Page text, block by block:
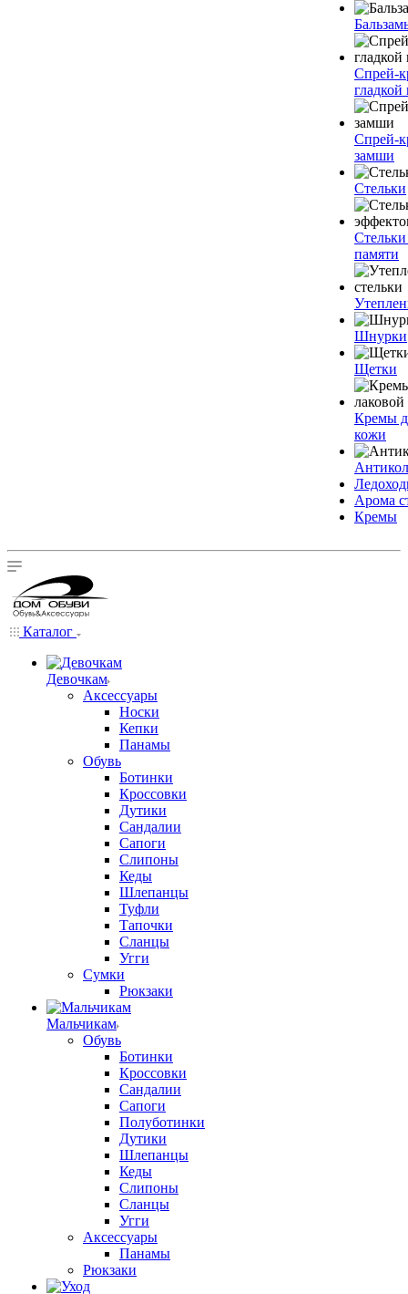
Спрей-
Спрей-
замши
Стельки
памяти
Шнурки
Щетки
Кремы
кожи
Арома
Кремы
Каталог
Девочкам
Аксессуары
Носки
Кепки
Панамы
Обувь
Ботинки
Кроссовки
Дутики
Сандалии
Сапоги
Слипоны
Кеды
Шлепанцы
Туфли
Тапочки
Сланцы
Угги
Сумки
Рюкзаки
Мальчикам
Обувь
Ботинки
Кроссовки
Сандалии
Сапоги
Полуботинки
Дутики
Шлепанцы
Кеды
Слипоны
Сланцы
Угги
Аксессуары
Панамы
Рюкзаки